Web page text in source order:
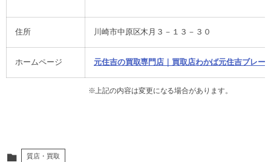
住所 川崎市中原区木月３－１３－３０
ホームページ 元住吉の買取専門店｜買取店わかば元住吉ブレー
※上記の内容は変更になる場合があります。
質店・買取